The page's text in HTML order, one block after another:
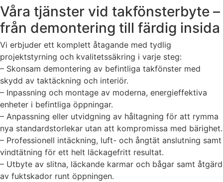
Våra tjänster vid takfönsterbyte –
från demontering till färdig insida
Vi erbjuder ett komplett åtagande med tydlig
projektstyrning och kvalitetssäkring i varje steg:
– Skonsam demontering av befintliga takfönster med
skydd av taktäckning och interiör.
– Inpassning och montage av moderna, energieffektiva
enheter i befintliga öppningar.
– Anpassning eller utvidgning av håltagning för att rymma
nya standardstorlekar utan att kompromissa med bärighet.
– Professionell intäckning, luft- och ångtät anslutning samt
vindtätning för ett helt läckagefritt resultat.
– Utbyte av slitna, läckande karmar och bågar samt åtgärd
av fuktskador runt öppningen.